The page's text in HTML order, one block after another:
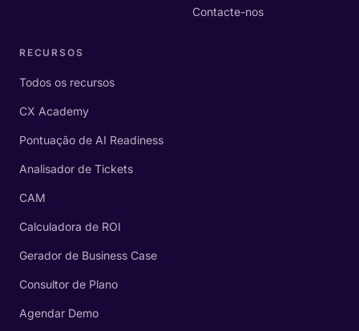
Contacte-nos
RECURSOS
Todos os recursos
CX Academy
Pontuação de AI Readiness
Analisador de Tickets
CAM
Calculadora de ROI
Gerador de Business Case
Consultor de Plano
Agendar Demo